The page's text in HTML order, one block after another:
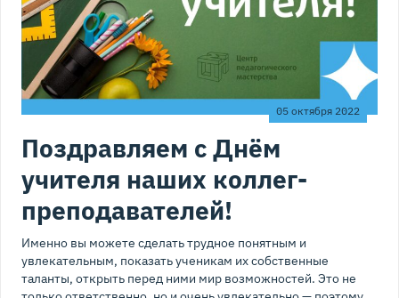
05 октября 2022
Поздравляем с Днём
учителя наших коллег-
преподавателей!
Именно вы можете сделать трудное понятным и
увлекательным, показать ученикам их собственные
таланты, открыть перед ними мир возможностей. Это не